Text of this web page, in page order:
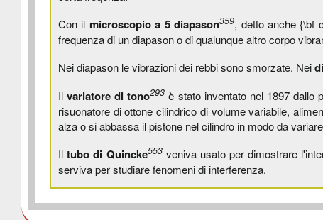
Con il microscopio a 5 diapason359, detto anche {\bf
frequenza di un diapason o di qualunque altro corpo
Nei diapason le vibrazioni dei rebbi sono smorzate. Nei
Ilvariatore di tono293 è stato inventato nel 1897 dallo
risuonatore di ottone cilindrico di volume variabile,
alza o si abbassa il pistone nel cilindro in modo da
Iltubo di Quincke553veniva usato per dimostrare
serviva per studiare fenomeni di interferenza.